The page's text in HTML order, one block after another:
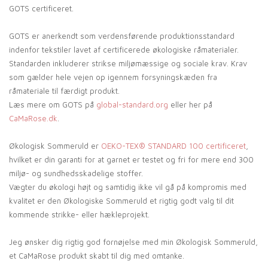
GOTS certificeret.
GOTS er anerkendt som verdensførende produktionsstandard
indenfor tekstiler lavet af certificerede økologiske råmaterialer.
Standarden inkluderer strikse miljømæssige og sociale krav. Krav
som gælder hele vejen op igennem forsyningskæden fra
råmateriale til færdigt produkt.
Læs mere om GOTS på global-standard.org eller her på
CaMaRose.dk
Økologisk Sommeruld er OEKO-TEX® STANDARD 100 certificeret
hvilket er din garanti for at garnet er testet og fri for mere end 300
miljø- og sundhedsskadelige stoffer.
Vægter du økologi højt og samtidig ikke vil gå på kompromis med
kvalitet er den Økologiske Sommeruld et rigtig godt valg til dit
kommende strikke- eller hækleprojekt.
Jeg ønsker dig rigtig god fornøjelse med min Økologisk Sommeruld,
et CaMaRose produkt skabt til dig med omtanke.